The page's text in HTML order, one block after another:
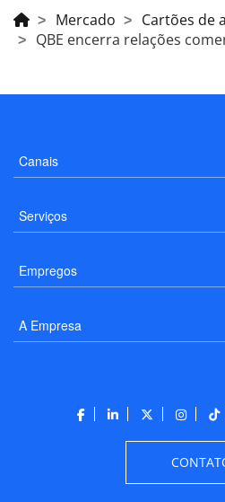
Mercado
Cartões de
QBE encerra relações
Canais
Serviços
Empregos
A Empresa